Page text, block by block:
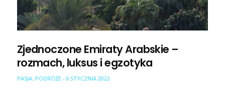
Zjednoczone Emiraty Arabskie –
rozmach, luksus i egzotyka
PASJA, PODRÓŻE - 6 STYCZNIA 2022